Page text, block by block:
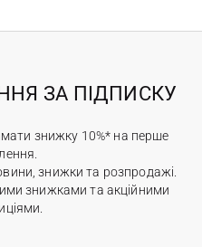
ЗА ПІДПИСКУ
знижку 10%* на перше
знижки та розпродажі.
знижками та акційними